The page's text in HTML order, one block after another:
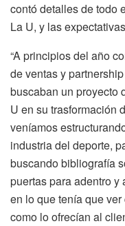
contó detalles de todo
La U, y las
“A principios del año
de ventas y
buscaban un proyecto
U en su trasformación
veníamos
industria del deporte,
buscando bibliografía
puertas para adentro
en lo que tenía que
como lo ofrecían al